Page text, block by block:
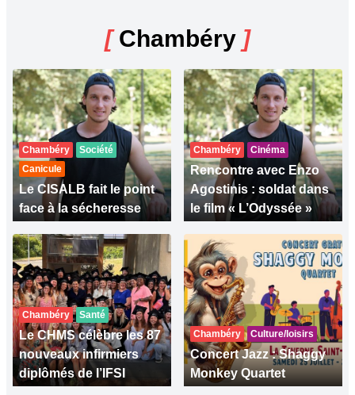
[Chambéry ]
Chambéry
Société
Canicule
Le CISALB fait le point
face à la sécheresse
Chambéry Cinéma
Rencontre avec Enzo
Agostinis : soldat dans
le film « L’Odyssée »
Chambéry Santé
Le CHMS célèbre les 87
nouveaux infirmiers
diplômés de l’IFSI
Chambéry Culture/loisirs
Concert Jazz : Shaggy
Monkey Quartet